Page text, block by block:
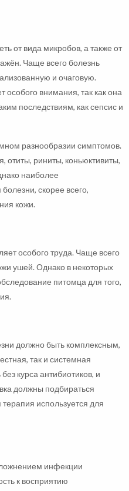
от вида микробов, а также от
Чаще всего болезнь
и очаговую.
внимания, так как она
последствиям, как сепсис и
разнообразии симптомов.
отиты, риниты, коньюктивиты,
наиболее
скорее всего,
кожи.
особого труда. Чаще всего
ушей. Однако в некоторых
питомца для того,
должно быть комплексным,
так и системная
курса антибиотиков, и
должны подбираться
используется для
инфекции
к восприятию